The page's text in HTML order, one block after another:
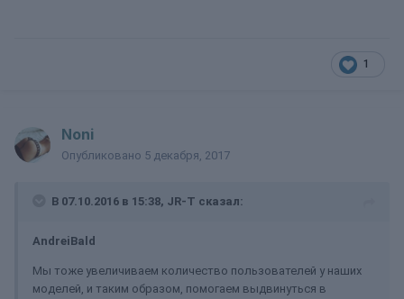
1
Noni
Опубликовано 5 декабря, 2017
В 07.10.2016 в 15:38, JR-T сказал:
AndreiBald
Мы тоже увеличиваем количество пользователей у наших
моделей, и таким образом, помогаем выдвинуться в